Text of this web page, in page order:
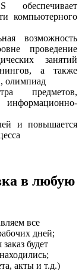
обеспечивает
компьютерного
возможность
проведение
занятий
а также
олимпиад
предметов,
информационно-
и повышается
в любую
все
дней;
будет
акты и т.д.)